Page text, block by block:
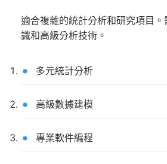
適合複雜的統計分析和研究項目
識和高級分析技術。
多元統計分析
高級數據建模
專業軟件編程